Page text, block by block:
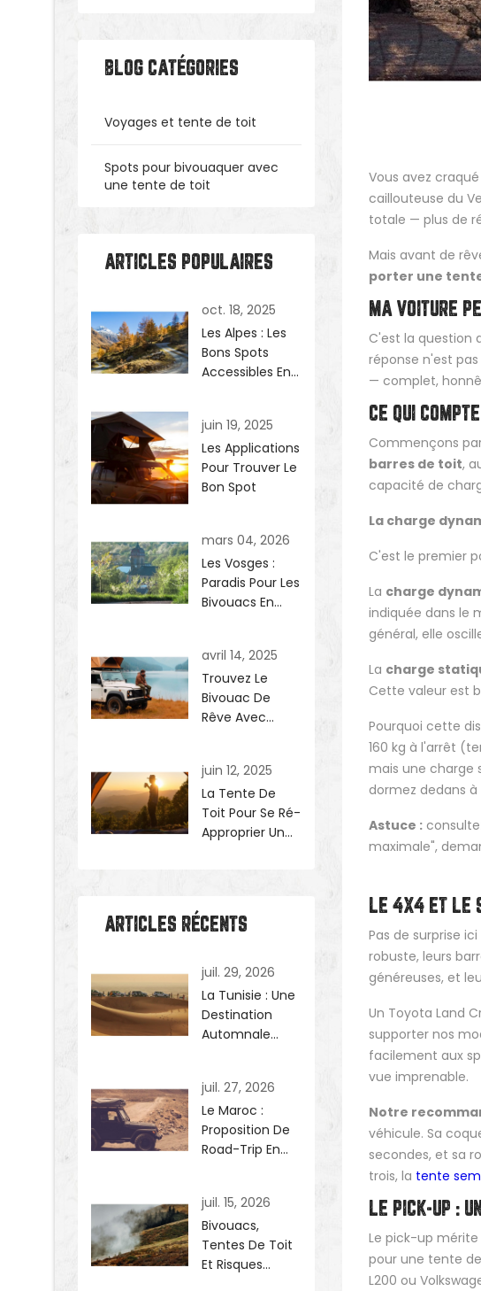
BLOG CATÉGORIES
Voyages et tente de toit
Spots pour bivouaquer avec
une tente de toit
ARTICLES POPULAIRES
Les Alpes : Les
Bons Spots
Accessibles En
oct. 18, 2025
Les Applications
Pour Trouver Le
Bon Spot
juin 19, 2025
Les Vosges :
Paradis Pour Les
Bivouacs En
mars 04, 2026
Trouvez Le
Bivouac De
Rêve Avec
avril 14, 2025
La Tente De
Toit Pour Se Ré-
Approprier Un
juin 12, 2025
ARTICLES RÉCENTS
La Tunisie : Une
Destination
Automnale
Proposition De
Parcours
juil. 29, 2026
Le Maroc :
Proposition De
Road-Trip En
juil. 27, 2026
Bivouacs,
Tentes De Toit
Et Risques
juil. 15, 2026
Vous avez
caillouteuse du
totale — plus de
Mais avant de
porter une
MA VOITURE
C'est la question
réponse n'est
— complet,
CE QUI
Commençons
barres de toit,
capacité de
La charge
C'est le premier
La charge
indiquée dans le
général, elle
La charge
Cette valeur est
Pourquoi cette
160 kg à l'arrêt
mais une charge
dormez dedans
Astuce :
maximale",
LE 4X4 ET LE
Pas de surprise
robuste, leurs
généreuses, et
Un Toyota Land
supporter nos
facilement aux
vue imprenable.
Notre
véhicule. Sa
secondes, et sa
trois, la tente
LE PICK-UP :
Le pick-up
pour une tente
L200 ou